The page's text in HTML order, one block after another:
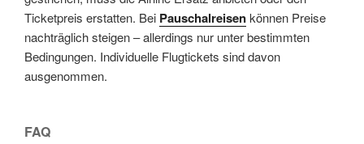
Ticketpreis erstatten. Bei Pauschalreisenkönnen Preise
nachträglich steigen – allerdings nur unter bestimmten
Bedingungen. Individuelle Flugtickets sind davon
ausgenommen.
FAQ